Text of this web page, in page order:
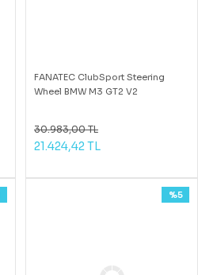
FANATEC ClubSport Steering
Wheel BMW M3 GT2 V2
30.983,00 TL
21.424,42 TL
%5